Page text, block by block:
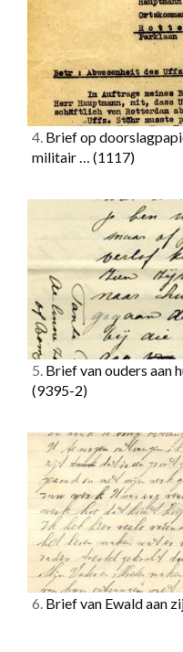
4. Brief op
militair … (1117)
5. Brief van ouders aan
(9395-2)
6. Brief van Ewald aan